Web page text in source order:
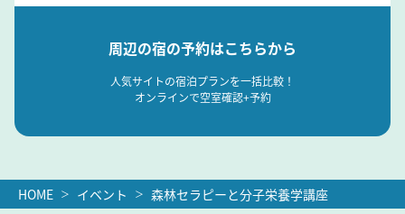
周辺の宿の予約はこちらから
人気サイトの宿泊プランを一括比較！
オンラインで空室確認+予約
HOME イベント 森林セラピーと分子栄養学講座